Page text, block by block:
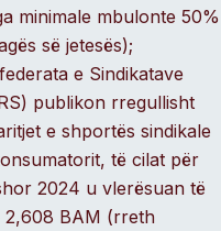
minimale mbulonte 50%
së jetesës);
e Sindikatave
publikon rregullisht
e shportës sindikale
të cilat për
2024 u vlerësuan të
2,608 BAM (rreth